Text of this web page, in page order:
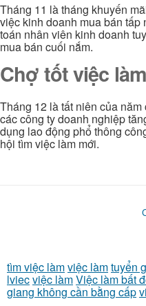
Tháng 11 là tháng khuyến
việc kinh doanh mua bán
toán nhân viên kinh doanh
mua bán cuối nắm.
Chợ tốt việc
Tháng 12 là tất niên của
các công ty doanh nghiệp
dụng lao động phổ thông
hội tìm việc làm mới.
tìm việc làmviệc làmtuyển
lviecviệc làmViệc làm bất
giang không cần bằng cấp